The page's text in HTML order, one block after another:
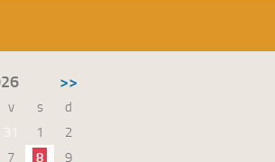
>>
v s
d
31 1
2
7 8
9